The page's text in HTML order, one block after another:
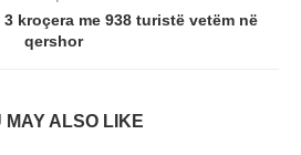
kroçera me 938 turistë vetëm në
qershor
MAY ALSO LIKE